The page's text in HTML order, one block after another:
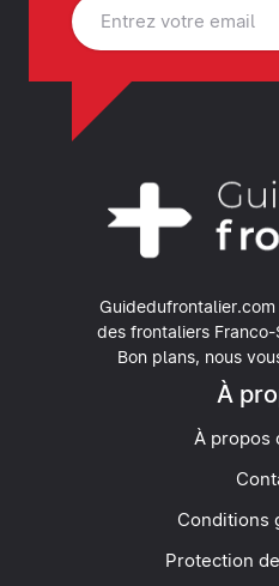
des frontaliers Franco-
Bon plans, nous
À
À propos
Conditions
Protection